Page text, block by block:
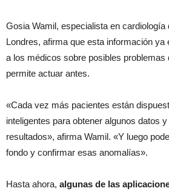
Gosia Wamil, especialista en
Londres, afirma que esta información ya
a los médicos sobre posibles problemas
permite actuar antes.
«Cada vez más pacientes están
inteligentes para obtener algunos datos
resultados», afirma Wamil. «Y luego
fondo y confirmar esas anomalías».
Hasta ahora, algunas de las